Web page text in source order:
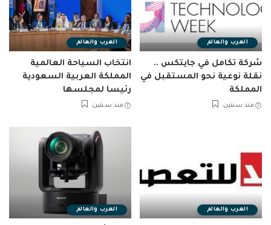
العرب والعالم
شركة تكامل في جايتكس ..
نقلة نوعية نحو المستقبل في
المملكة
منذ سنتين
العرب والعالم
انتخاب السياحة العالمية
المملكة العربية السعودية
رئيسا لمجلسها
منذ سنتين
العرب والعالم العرب والعالم